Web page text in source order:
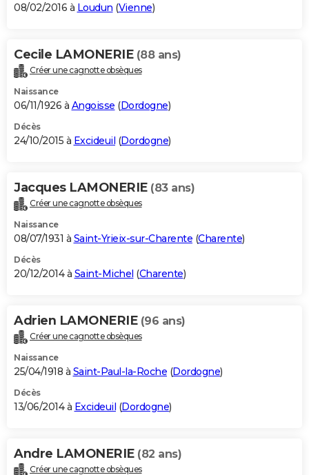
08/02/2016 à Loudun (Vienne)
Cecile LAMONERIE (88 ans)
Créer une cagnotte obsèques
Naissance
06/11/1926 à Angoisse (Dordogne)
Décès
24/10/2015 à Excideuil (Dordogne)
Jacques LAMONERIE (83 ans)
Créer une cagnotte obsèques
Naissance
08/07/1931 à Saint-Yrieix-sur-Charente (Charente)
Décès
20/12/2014 à Saint-Michel (Charente)
Adrien LAMONERIE (96 ans)
Créer une cagnotte obsèques
Naissance
25/04/1918 à Saint-Paul-la-Roche (Dordogne)
Décès
13/06/2014 à Excideuil (Dordogne)
Andre LAMONERIE (82 ans)
Créer une cagnotte obsèques